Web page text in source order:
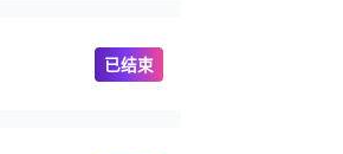
已结束